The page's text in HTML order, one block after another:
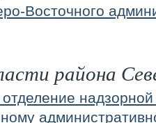
Восточного
района